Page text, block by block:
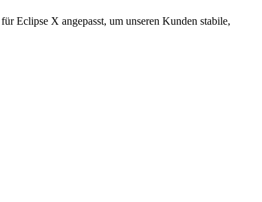
Eclipse X angepasst, um unseren Kunden stabile,